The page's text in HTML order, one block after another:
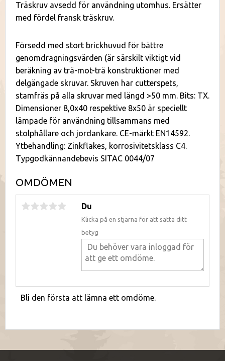
Träskruv avsedd för användning utomhus. Ersätter
med fördel fransk träskruv.
Försedd med stort brickhuvud för bättre
genomdragningsvärden (är särskilt viktigt vid
beräkning av trä-mot-trä konstruktioner med
delgängade skruvar. Skruven har cutterspets,
stamfräs på alla skruvar med längd >50 mm. Bits: TX.
Dimensioner 8,0x40 respektive 8x50 är speciellt
lämpade för användning tillsammans med
stolphållare och jordankare. CE-märkt EN14592.
Ytbehandling: Zinkflakes, korrosivitetsklass C4.
Typgodkännandebevis SITAC 0044/07
OMDÖMEN
Du
Klicka på en stjärna för att sätta ditt
betyg
Bli den första att lämna ett omdöme.